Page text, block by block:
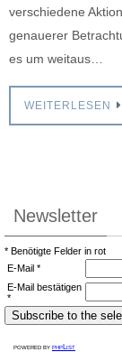
verschiedene
genauerer
es um weitaus…
WEITERLESEN
Newsletter